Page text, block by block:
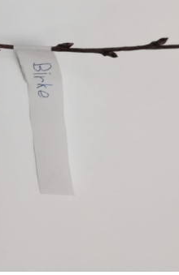
Hollunder
Kastanie
Mammutbaum
Admin